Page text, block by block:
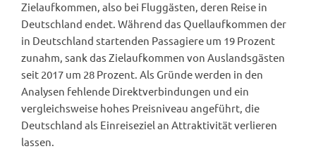
Zielaufkommen, also bei Fluggästen, deren Reise in
Deutschland endet. Während das Quellaufkommen der
in Deutschland startenden Passagiere um 19 Prozent
zunahm, sank das Zielaufkommen von Auslandsgästen
seit 2017 um 28 Prozent. Als Gründe werden in den
Analysen fehlende Direktverbindungen und ein
vergleichsweise hohes Preisniveau angeführt, die
Deutschland als Einreiseziel an Attraktivität verlieren
lassen.